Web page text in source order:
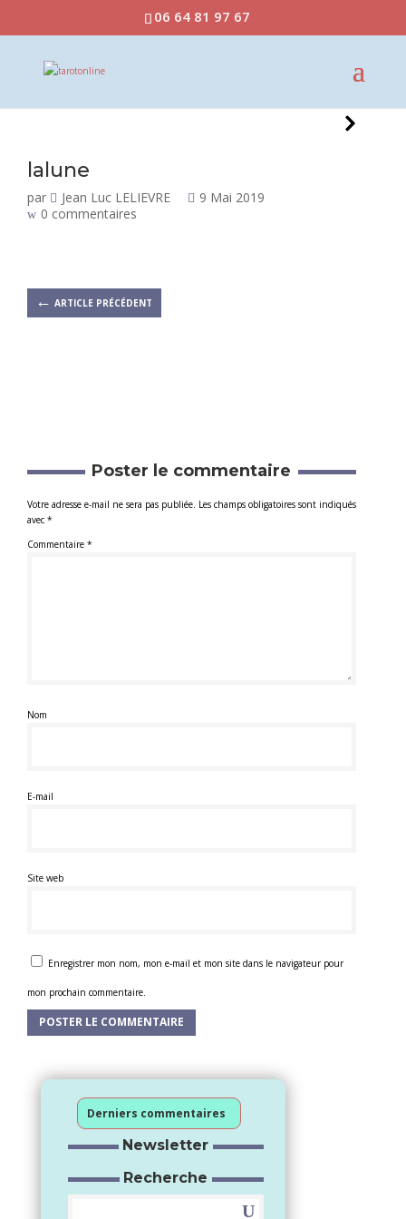
06 64 81 97 67
lalune
par Jean Luc LELIEVRE
9 Mai 2019
0 commentaires
← ARTICLE PRÉCÉDENT
Poster le commentaire
Votre adresse e-mail ne sera pas publiée. Les champs obligatoires sont indiqués
avec *
Commentaire *
Nom
E-mail
Site web
Enregistrer mon nom, mon e-mail et mon site dans le navigateur pour
mon prochain commentaire.
Derniers commentaires
Newsletter
Recherche